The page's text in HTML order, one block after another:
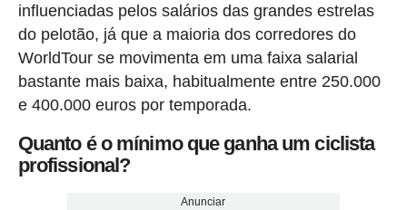
influenciadas pelos salários das grandes estrelas
do pelotão, já que a maioria dos corredores do
WorldTour se movimenta em uma faixa salarial
bastante mais baixa, habitualmente entre 250.000
e 400.000 euros por temporada.
Quanto é o mínimo que ganha um ciclista
profissional?
Anunciar